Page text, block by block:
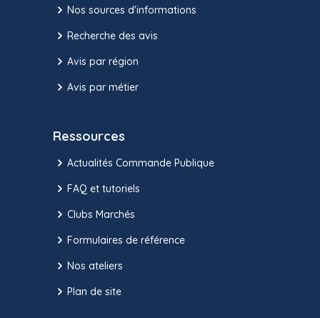
Nos sources d'informations
Recherche des avis
Avis par région
Avis par métier
Ressources
Actualités Commande Publique
FAQ et tutoriels
Clubs Marchés
Formulaires de référence
Nos ateliers
Plan de site